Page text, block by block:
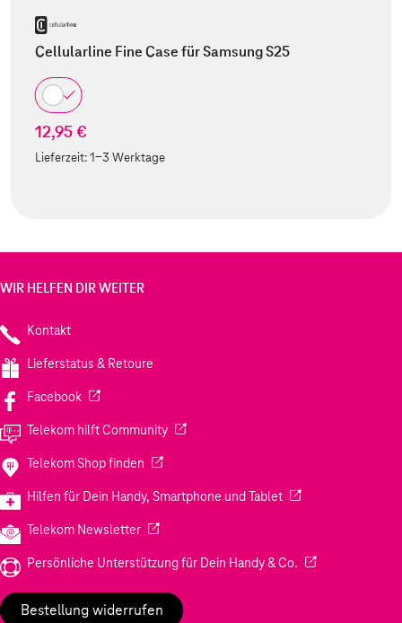
Cellularline Fine Case für Samsung S25
12,95 €
Lieferzeit:1-3 Werktage
WIR HELFEN DIR WEITER
Kontakt
Lieferstatus & Retoure
Facebook(Wird in einem neuen Tab geöffnet)
Telekom hilft Community(Wird in einem neuen Tab geöffnet)
Telekom Shop finden (Wird in einem neuen Tab geöffnet)
Hilfen für Dein Handy, Smartphone und Tablet(Wird in einem
Telekom Newsletter(Wird in einem neuen Tab geöffnet)
Persönliche Unterstützung für Dein Handy & Co. (Wird in einem
Bestellung widerrufen